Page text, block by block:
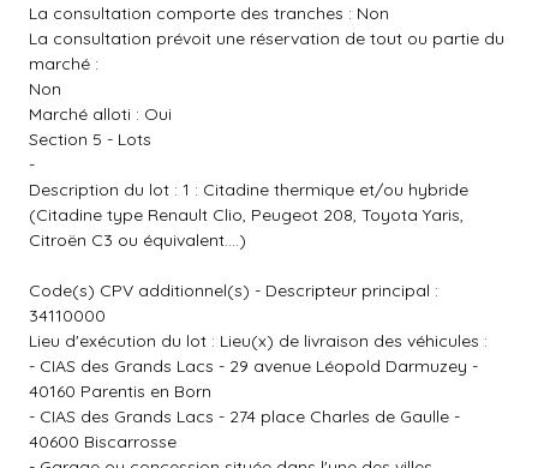
La consultation comporte des tranches : Non
La consultation prévoit une réservation de tout ou partie du
marché :
Non
Marché alloti : Oui
Section 5 - Lots
-
Description du lot : 1 : Citadine thermique et/ou hybride
(Citadine type Renault Clio, Peugeot 208, Toyota Yaris,
Citroën C3 ou équivalent....)
Code(s) CPV additionnel(s) - Descripteur principal :
34110000
Lieu d'exécution du lot : Lieu(x) de livraison des véhicules :
- CIAS des Grands Lacs - 29 avenue Léopold Darmuzey -
40160 Parentis en Born
- CIAS des Grands Lacs - 274 place Charles de Gaulle -
40600 Biscarrosse